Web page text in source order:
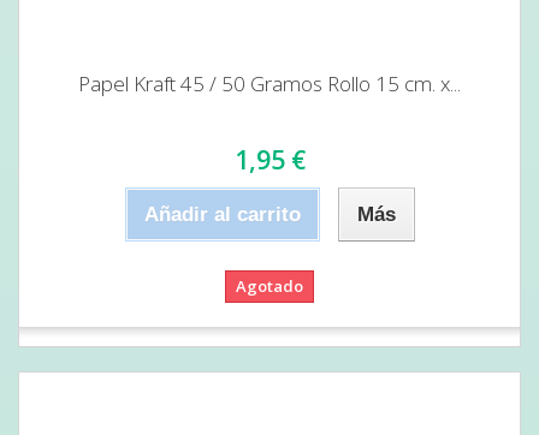
Papel Kraft 45 / 50 Gramos Rollo 15 cm. x...
1,95 €
Añadir al carrito Más
Agotado